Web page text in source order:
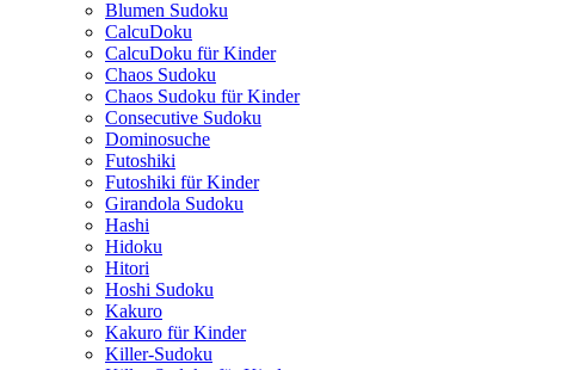
Blumen Sudoku
CalcuDoku
CalcuDoku für Kinder
Chaos Sudoku
Chaos Sudoku für Kinder
Consecutive Sudoku
Dominosuche
Futoshiki
Futoshiki für Kinder
Girandola Sudoku
Hashi
Hidoku
Hitori
Hoshi Sudoku
Kakuro
Kakuro für Kinder
Killer-Sudoku